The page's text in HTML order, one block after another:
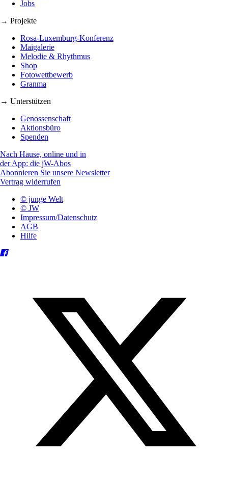
Jobs
→ Projekte
Rosa-Luxemburg-Konferenz
Maigalerie
Melodie & Rhythmus
Shop
Fotowettbewerb
Granma
→ Unterstützen
Genossenschaft
Aktionsbüro
Spenden
Nach Hause, online und in
der App: die jW-Abos
Abonnieren Sie unsere Newsletter
Vertrag widerrufen
© junge Welt
© JW
Impressum/Datenschutz
AGB
Hilfe